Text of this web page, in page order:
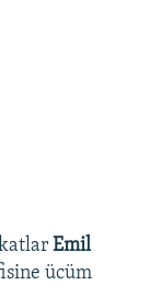
Emil
ücüm